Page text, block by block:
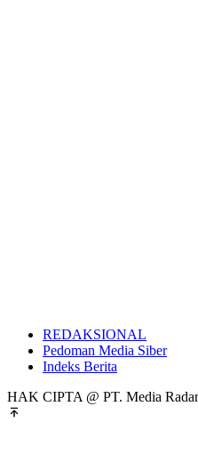
REDAKSIONAL
Pedoman Media Siber
Indeks Berita
HAK CIPTA @ PT. Media